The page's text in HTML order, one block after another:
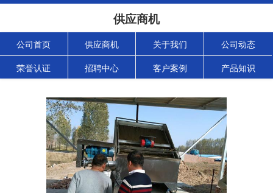
供应商机
公司首页 供应商机 关于我们 公司动态
荣誉认证 招聘中心 客户案例 产品知识